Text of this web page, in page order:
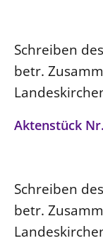
Schreiben
betr.
Aktenstück
Schreiben
betr.